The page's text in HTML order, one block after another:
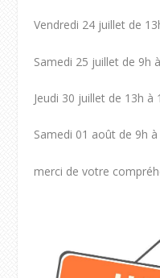
Vendredi 24 juillet de
Samedi 25 juillet de 9h
Jeudi 30 juillet de 13h à
Samedi 01 août de 9h
merci de votre